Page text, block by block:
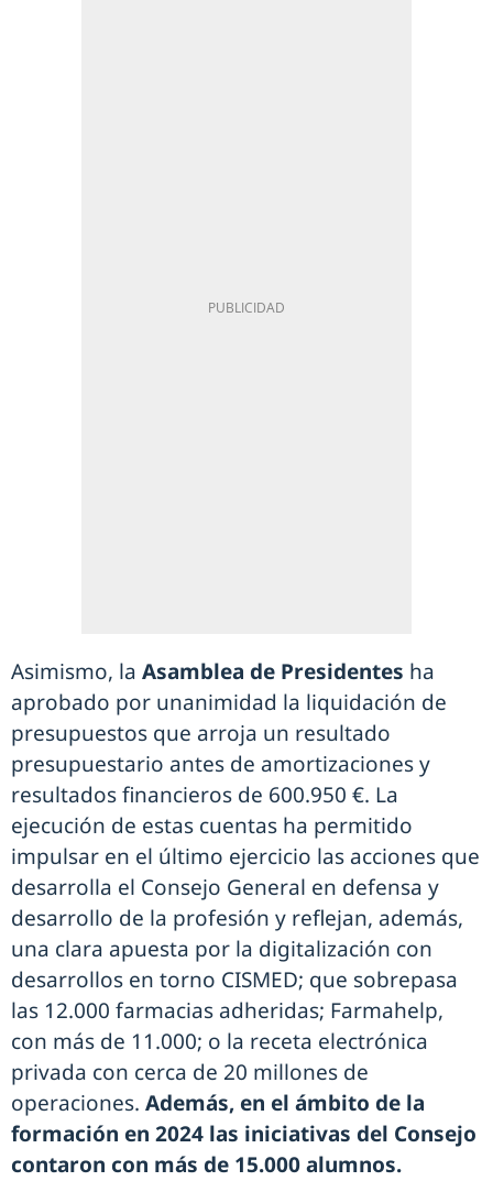
Asimismo, la Asamblea de Presidentes ha
aprobado por unanimidad la liquidación de
presupuestos que arroja un resultado
presupuestario antes de amortizaciones y
resultados financieros de 600.950 €. La
ejecución de estas cuentas ha permitido
impulsar en el último ejercicio las acciones que
desarrolla el Consejo General en defensa y
desarrollo de la profesión y reflejan, además,
una clara apuesta por la digitalización con
desarrollos en torno CISMED; que sobrepasa
las 12.000 farmacias adheridas; Farmahelp,
con más de 11.000; o la receta electrónica
privada con cerca de 20 millones de
operaciones. Además, en el ámbito de la
formación en 2024 las iniciativas del Consejo
contaron con más de 15.000 alumnos.